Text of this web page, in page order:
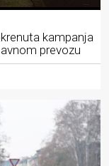
kampanja
prevozu